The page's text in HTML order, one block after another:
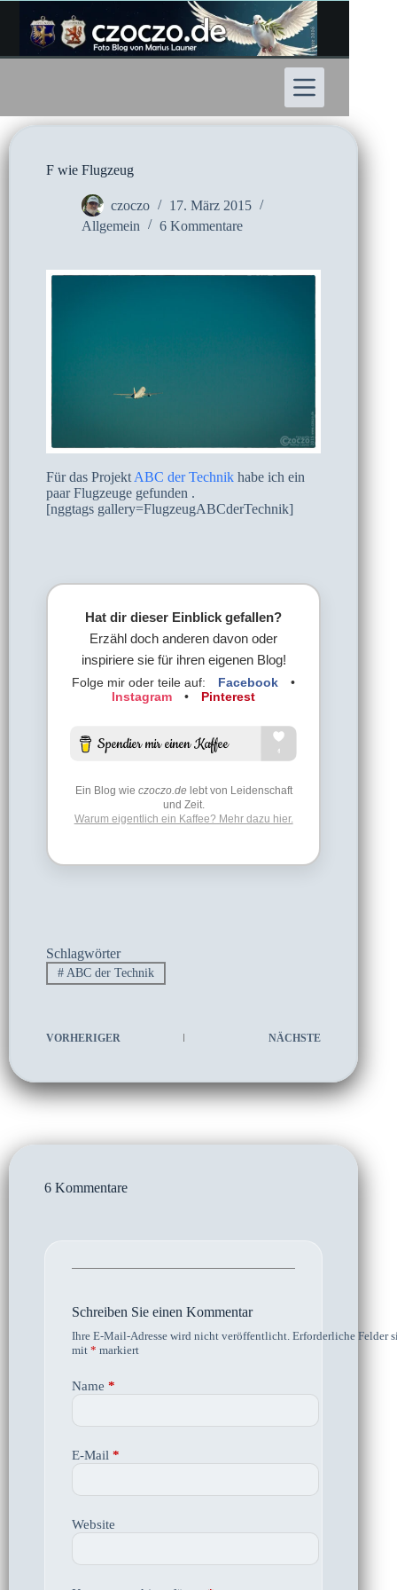
Inhalt
springen
F wie Flugzeug
czoczo
17. März 2015
Allgemein
6 Kommentare
Für das Projekt ABC der Technik habe ich ein
paar Flugzeuge gefunden .
[nggtags gallery=FlugzeugABCderTechnik]
Hat dir dieser Einblick gefallen?
Erzähl doch anderen davon oder
inspiriere sie für ihren eigenen Blog!
Folge mir oder teile auf: Facebook
•
Instagram
• Pinterest
Ein Blog wie czoczo.delebt von Leidenschaft
und Zeit.
Warum eigentlich ein Kaffee? Mehr dazu hier.
Schlagwörter
#ABC der Technik
VORHERIGER NÄCHSTE
6 Kommentare
Schreiben Sie einen Kommentar
Ihre E-Mail-Adresse wird nicht veröffentlicht. Erforderliche Felder
mit * markiert
Name *
E-Mail *
Website